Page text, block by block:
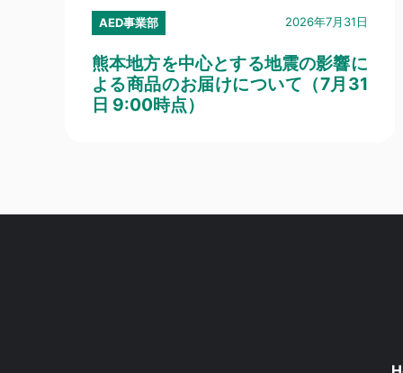
AED事業部 2026年7月31日
熊本地方を中心とする地震の影響に
よる商品のお届けについて（7月31
日 9:00時点）